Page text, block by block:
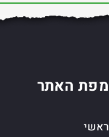
מפת האתר
ראשי